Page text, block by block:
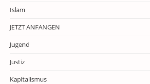
Islam
JETZT ANFANGEN
Jugend
Justiz
Kapitalismus